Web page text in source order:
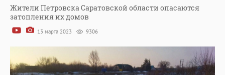
Жители Петровска Саратовской области опасаются
затопления их домов
13 марта 2023 9306